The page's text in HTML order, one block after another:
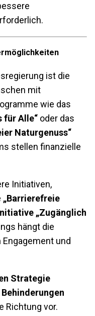
ist die
mit
wie das
für Alle“ oder das
Naturgenuss“
stellen finanzielle
Initiativen,
„Barrierefreie
„Zugänglich
hängt die
und
Strategie
Richtung vor.